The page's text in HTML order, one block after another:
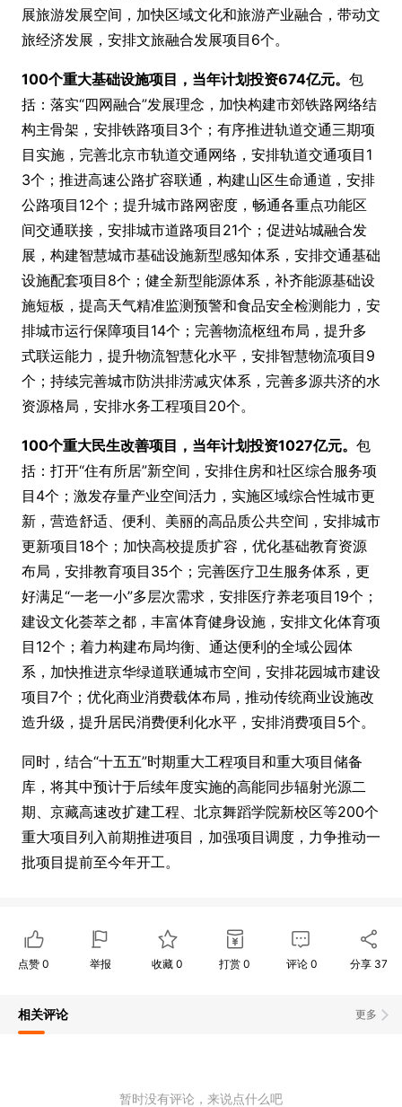
展旅游发展空间，加快区域文化和旅游产业融合，带动文
旅经济发展，安排文旅融合发展项目6个。
100个重大基础设施项目，当年计划投资674亿元。 包
括：落实“四网融合”发展理念，加快构建市郊铁路网络结
构主骨架，安排铁路项目3个；有序推进轨道交通三期项
目实施，完善北京市轨道交通网络，安排轨道交通项目1
3个；推进高速公路扩容联通，构建山区生命通道，安排
公路项目12个；提升城市路网密度，畅通各重点功能区
间交通联接，安排城市道路项目21个；促进站城融合发
展，构建智慧城市基础设施新型感知体系，安排交通基础
设施配套项目8个；健全新型能源体系，补齐能源基础设
施短板，提高天气精准监测预警和食品安全检测能力，安
排城市运行保障项目14个；完善物流枢纽布局，提升多
式联运能力，提升物流智慧化水平，安排智慧物流项目9
个；持续完善城市防洪排涝减灾体系，完善多源共济的水
资源格局，安排水务工程项目20个。
100个重大民生改善项目，当年计划投资1027亿元。 包
括：打开“住有所居”新空间，安排住房和社区综合服务项
目4个；激发存量产业空间活力，实施区域综合性城市更
新，营造舒适、便利、美丽的高品质公共空间，安排城市
更新项目18个；加快高校提质扩容，优化基础教育资源
布局，安排教育项目35个；完善医疗卫生服务体系，更
好满足“一老一小”多层次需求，安排医疗养老项目19个；
建设文化荟萃之都，丰富体育健身设施，安排文化体育项
目12个；着力构建布局均衡、通达便利的全域公园体
系，加快推进京华绿道联通城市空间，安排花园城市建设
项目7个；优化商业消费载体布局，推动传统商业设施改
造升级，提升居民消费便利化水平，安排消费项目5个。
同时，结合“十五五”时期重大工程项目和重大项目储备
库，将其中预计于后续年度实施的高能同步辐射光源二
期、京藏高速改扩建工程、北京舞蹈学院新校区等200个
重大项目列入前期推进项目，加强项目调度，力争推动一
批项目提前至今年开工。
点赞 0 举报 收藏0 打赏 0 评论 0 分享 37
更多
相关评论
暂时没有评论，来说点什么吧